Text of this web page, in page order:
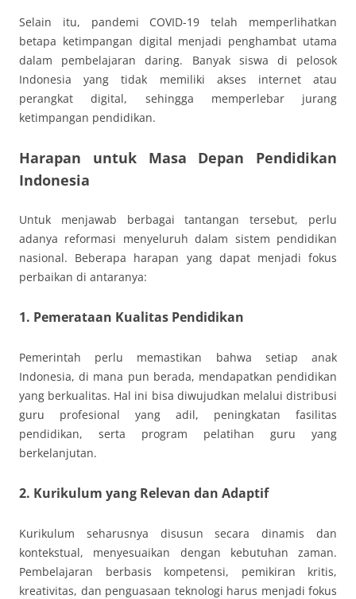
Selain itu, pandemi COVID-19 telah memperlihatkan
betapa ketimpangan digital menjadi penghambat utama
dalam pembelajaran daring. Banyak siswa di pelosok
Indonesia yang tidak memiliki akses internet atau
perangkat digital, sehingga memperlebar jurang
ketimpangan pendidikan.
Harapan untuk Masa Depan Pendidikan
Indonesia
Untuk menjawab berbagai tantangan tersebut, perlu
adanya reformasi menyeluruh dalam sistem pendidikan
nasional. Beberapa harapan yang dapat menjadi fokus
perbaikan di antaranya:
1. Pemerataan Kualitas Pendidikan
Pemerintah perlu memastikan bahwa setiap anak
Indonesia, di mana pun berada, mendapatkan pendidikan
yang berkualitas. Hal ini bisa diwujudkan melalui distribusi
guru profesional yang adil, peningkatan fasilitas
pendidikan, serta program pelatihan guru yang
berkelanjutan.
2. Kurikulum yang Relevan dan Adaptif
Kurikulum seharusnya disusun secara dinamis dan
kontekstual, menyesuaikan dengan kebutuhan zaman.
Pembelajaran berbasis kompetensi, pemikiran kritis,
kreativitas, dan penguasaan teknologi harus menjadi fokus